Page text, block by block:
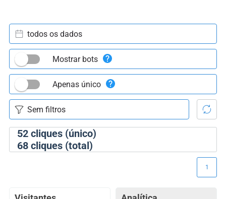
52cliques (único)
68cliques (total)
todos os dados
Mostrar bots
Apenas único
1